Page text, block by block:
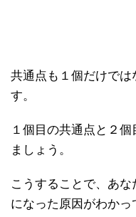
共通点も１個だけでは
す。
１個目の共通点と２
ましょう。
こうすることで、あ
になった原因がわかっ